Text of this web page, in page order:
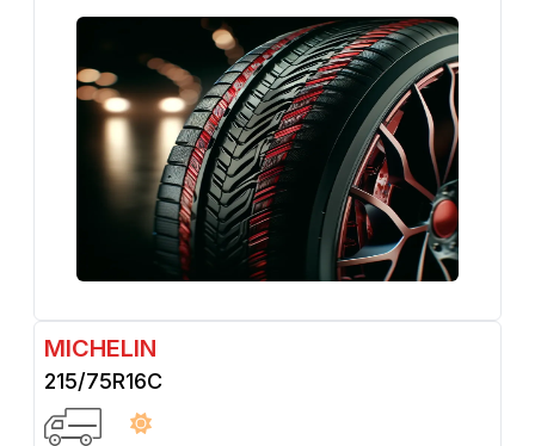
MICHELIN
215/75R16C